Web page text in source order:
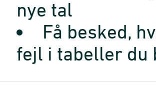
nye tal
Få besked,
fejl i tabeller du